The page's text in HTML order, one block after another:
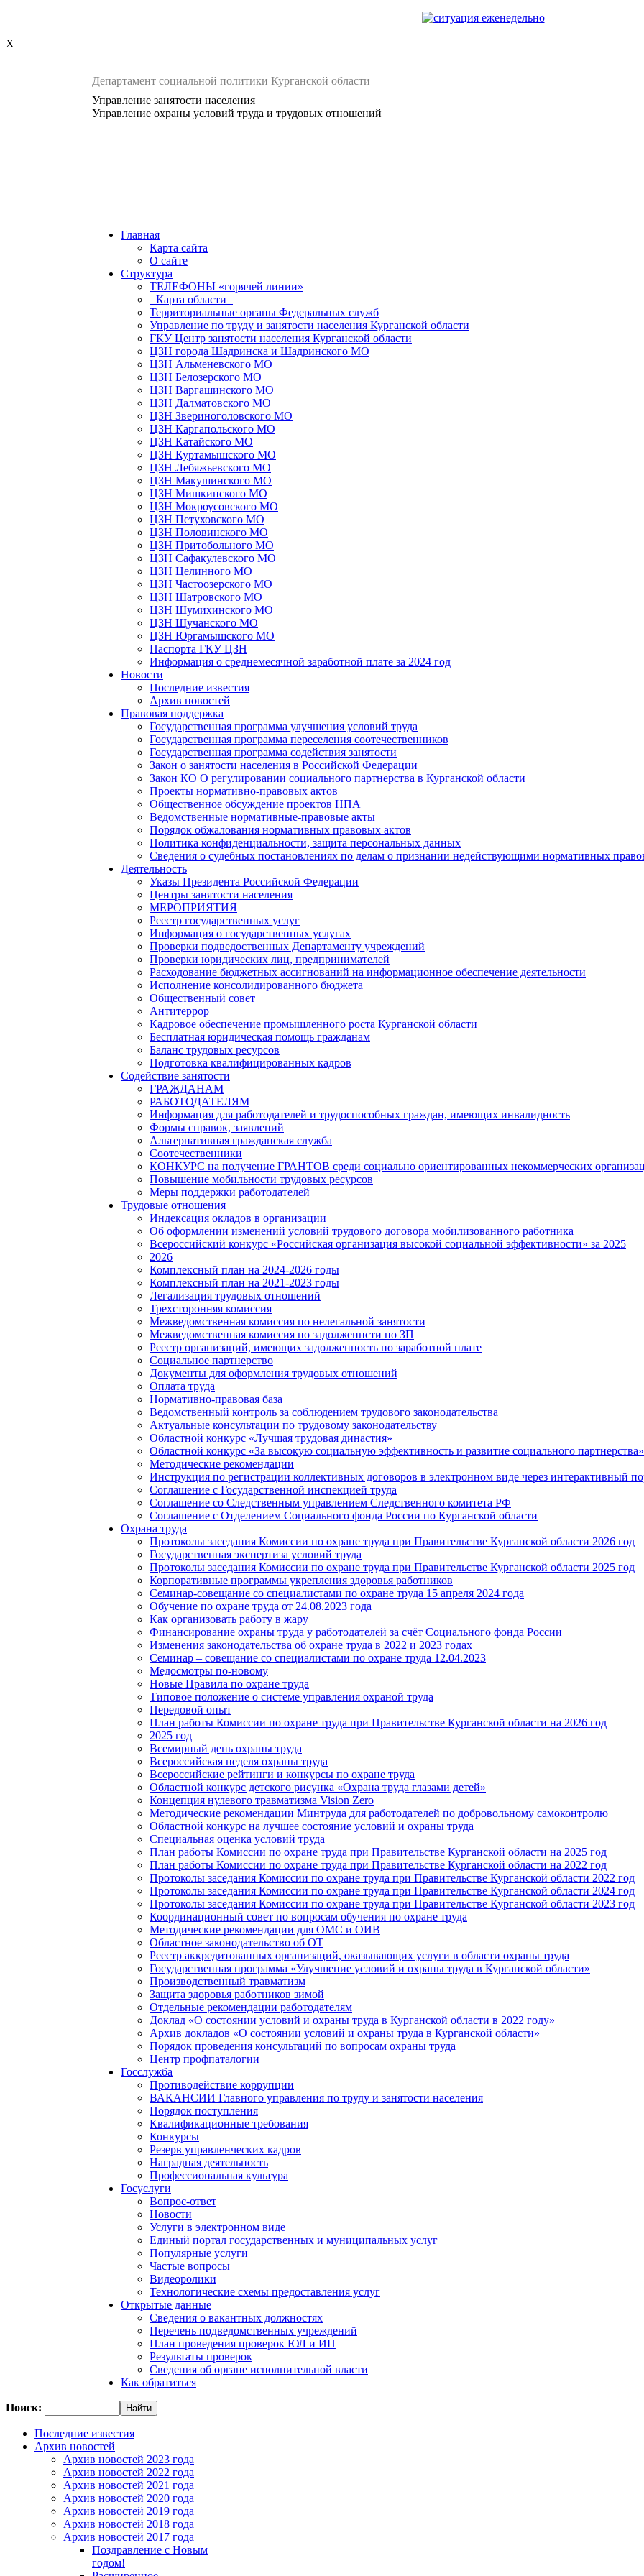
X
Департамент социальной политики Курганской области
Управление занятости населения
Управление охраны условий труда и трудовых отношений
Главная
Карта сайта
О сайте
Структура
ТЕЛЕФОНЫ «горячей линии»
=Карта области=
Территориальные органы Федеральных служб
Управление по труду и занятости населения Курганской области
ГКУ Центр занятости населения Курганской области
ЦЗН города Шадринска и Шадринского МО
ЦЗН Альменевского МО
ЦЗН Белозерского МО
ЦЗН Варгашинского МО
ЦЗН Далматовского МО
ЦЗН Звериноголовского МО
ЦЗН Каргапольского МО
ЦЗН Катайского МО
ЦЗН Куртамышского МО
ЦЗН Лебяжьевского МО
ЦЗН Макушинского МО
ЦЗН Мишкинского МО
ЦЗН Мокроусовского МО
ЦЗН Петуховского МО
ЦЗН Половинского МО
ЦЗН Притобольного МО
ЦЗН Сафакулевского МО
ЦЗН Целинного МО
ЦЗН Частоозерского МО
ЦЗН Шатровского МО
ЦЗН Шумихинского МО
ЦЗН Щучанского МО
ЦЗН Юргамышского МО
Паспорта ГКУ ЦЗН
Информация о среднемесячной заработной плате за 2024 год
Новости
Последние известия
Архив новостей
Правовая поддержка
Государственная программа улучшения условий труда
Государственная программа переселения соотечественников
Государственная программа содействия занятости
Закон о занятости населения в Российской Федерации
Закон КО О регулировании социального партнерства в Курганской области
Проекты нормативно-правовых актов
Общественное обсуждение проектов НПА
Ведомственные нормативные-правовые акты
Порядок обжалования нормативных правовых актов
Политика конфиденциальности, защита персональных данных
Сведения о судебных постановлениях по делам о признании недействующими нормативных
Деятельность
Указы Президента Российской Федерации
Центры занятости населения
МЕРОПРИЯТИЯ
Реестр государственных услуг
Информация о государственных услугах
Проверки подведоственных Департаменту учреждений
Проверки юридических лиц, предпринимателей
Расходование бюджетных ассигнований на информационное обеспечение деятельности
Исполнение консолидированного бюджета
Общественный совет
Антитеррор
Кадровое обеспечение промышленного роста Курганской области
Бесплатная юридическая помощь гражданам
Баланс трудовых ресурсов
Подготовка квалифицированных кадров
Содействие занятости
ГРАЖДАНАМ
РАБОТОДАТЕЛЯМ
Информация для работодателей и трудоспособных граждан, имеющих инвалидность
Формы справок, заявлений
Альтернативная гражданская служба
Соотечественники
КОНКУРС на получение ГРАНТОВ среди социально ориентированных некоммерческих
Повышение мобильности трудовых ресурсов
Меры поддержки работодателей
Трудовые отношения
Индексация окладов в организации
Об оформлении изменений условий трудового договора мобилизованного работника
Всероссийский конкурс «Российская организация высокой социальной эффективности» за 2025
2026
Комплексный план на 2024-2026 годы
Комплексный план на 2021-2023 годы
Легализация трудовых отношений
Трехсторонняя комиссия
Межведомственная комиссия по нелегальной занятости
Межведомственная комиссия по задолженнсти по ЗП
Реестр организаций, имеющих задолженность по заработной плате
Социальное партнерство
Документы для оформления трудовых отношений
Оплата труда
Нормативно-правовая база
Ведомственный контроль за соблюдением трудового законодательства
Актуальные консультации по трудовому законодательству
Областной конкурс «Лучшая трудовая династия»
Областной конкурс «За высокую социальную эффективность и развитие социального партнерства»
Методические рекомендации
Инструкция по регистрации коллективных договоров в электронном виде через интерактивный
Соглашение с Государственной инспекцией труда
Соглашение со Следственным управлением Следственного комитета РФ
Соглашение с Отделением Социального фонда России по Курганской области
Охрана труда
Протоколы заседания Комиссии по охране труда при Правительстве Курганской области 2026 год
Государственная экспертиза условий труда
Протоколы заседания Комиссии по охране труда при Правительстве Курганской области 2025 год
Корпоративные программы укрепления здоровья работников
Семинар-совещание со специалистами по охране труда 15 апреля 2024 года
Обучение по охране труда от 24.08.2023 года
Как организовать работу в жару
Финансирование охраны труда у работодателей за счёт Социального фонда России
Изменения законодательства об охране труда в 2022 и 2023 годах
Семинар – совещание со специалистами по охране труда 12.04.2023
Медосмотры по-новому
Новые Правила по охране труда
Типовое положение о системе управления охраной труда
Передовой опыт
План работы Комиссии по охране труда при Правительстве Курганской области на 2026 год
2025 год
Всемирный день охраны труда
Всероссийская неделя охраны труда
Всероссийские рейтинги и конкурсы по охране труда
Областной конкурс детского рисунка «Охрана труда глазами детей»
Концепция нулевого травматизма Vision Zero
Методические рекомендации Минтруда для работодателей по добровольному самоконтролю
Областной конкурс на лучшее состояние условий и охраны труда
Специальная оценка условий труда
План работы Комиссии по охране труда при Правительстве Курганской области на 2025 год
План работы Комиссии по охране труда при Правительстве Курганской области на 2022 год
Протоколы заседания Комиссии по охране труда при Правительстве Курганской области 2022 год
Протоколы заседания Комиссии по охране труда при Правительстве Курганской области 2024 год
Протоколы заседания Комиссии по охране труда при Правительстве Курганской области 2023 год
Координационный совет по вопросам обучения по охране труда
Методические рекомендации для ОМС и ОИВ
Областное законодательство об ОТ
Реестр аккредитованных организаций, оказывающих услуги в области охраны труда
Государственная программа «Улучшение условий и охраны труда в Курганской области»
Производственный травматизм
Защита здоровья работников зимой
Отдельные рекомендации работодателям
Доклад «О состоянии условий и охраны труда в Курганской области в 2022 году»
Архив докладов «О состоянии условий и охраны труда в Курганской области»
Порядок проведения консультаций по вопросам охраны труда
Центр профпаталогии
Госслужба
Противодействие коррупции
ВАКАНСИИ Главного управления по труду и занятости населения
Порядок поступления
Квалификационные требования
Конкурсы
Резерв управленческих кадров
Наградная деятельность
Профессиональная культура
Госуслуги
Вопрос-ответ
Новости
Услуги в электронном виде
Единый портал государственных и муниципальных услуг
Популярные услуги
Частые вопросы
Видеоролики
Технологические схемы предоставления услуг
Открытые данные
Сведения о вакантных должностях
Перечень подведомственных учреждений
План проведения проверок ЮЛ и ИП
Результаты проверок
Сведения об органе исполнительной власти
Как обратиться
Поиск:
Последние известия
Архив новостей
Архив новостей 2023 года
Архив новостей 2022 года
Архив новостей 2021 года
Архив новостей 2020 года
Архив новостей 2019 года
Архив новостей 2018 года
Архив новостей 2017 года
Поздравление с Новым
годом!